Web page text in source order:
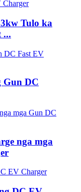
Tulo ka
...
Gun DC
nga mga